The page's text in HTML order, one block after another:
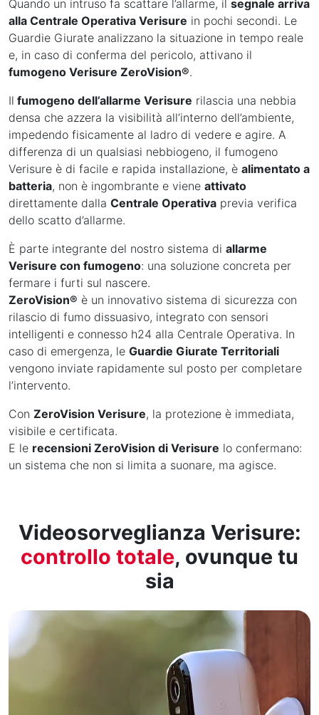
Quando un intruso fa scattare l’allarme, il segnale arriva
alla Centrale Operativa Verisure in pochi secondi. Le
Guardie Giurate analizzano la situazione in tempo reale
e, in caso di conferma del pericolo, attivano il
fumogeno Verisure ZeroVision®.
Il fumogeno dell’allarme Verisure rilascia una nebbia
densa che azzera la visibilità all’interno dell’ambiente,
impedendo fisicamente al ladro di vedere e agire. A
differenza di un qualsiasi nebbiogeno, il fumogeno
Verisure è di facile e rapida installazione, è alimentato a
batteria, non è ingombrante e viene attivato
direttamente dalla Centrale Operativa previa verifica
dello scatto d’allarme.
È parte integrante del nostro sistema di allarme
Verisure con fumogeno: una soluzione concreta per
fermare i furti sul nascere.
ZeroVision® è un innovativo sistema di sicurezza con
rilascio di fumo dissuasivo, integrato con sensori
intelligenti e connesso h24 alla Centrale Operativa. In
caso di emergenza, le Guardie Giurate Territoriali
vengono inviate rapidamente sul posto per completare
l’intervento.
Con ZeroVision Verisure, la protezione è immediata,
visibile e certificata.
E le recensioni ZeroVision di Verisure lo confermano:
un sistema che non si limita a suonare, ma agisce.
Videosorveglianza Verisure:
controllo totale, ovunque tu
sia